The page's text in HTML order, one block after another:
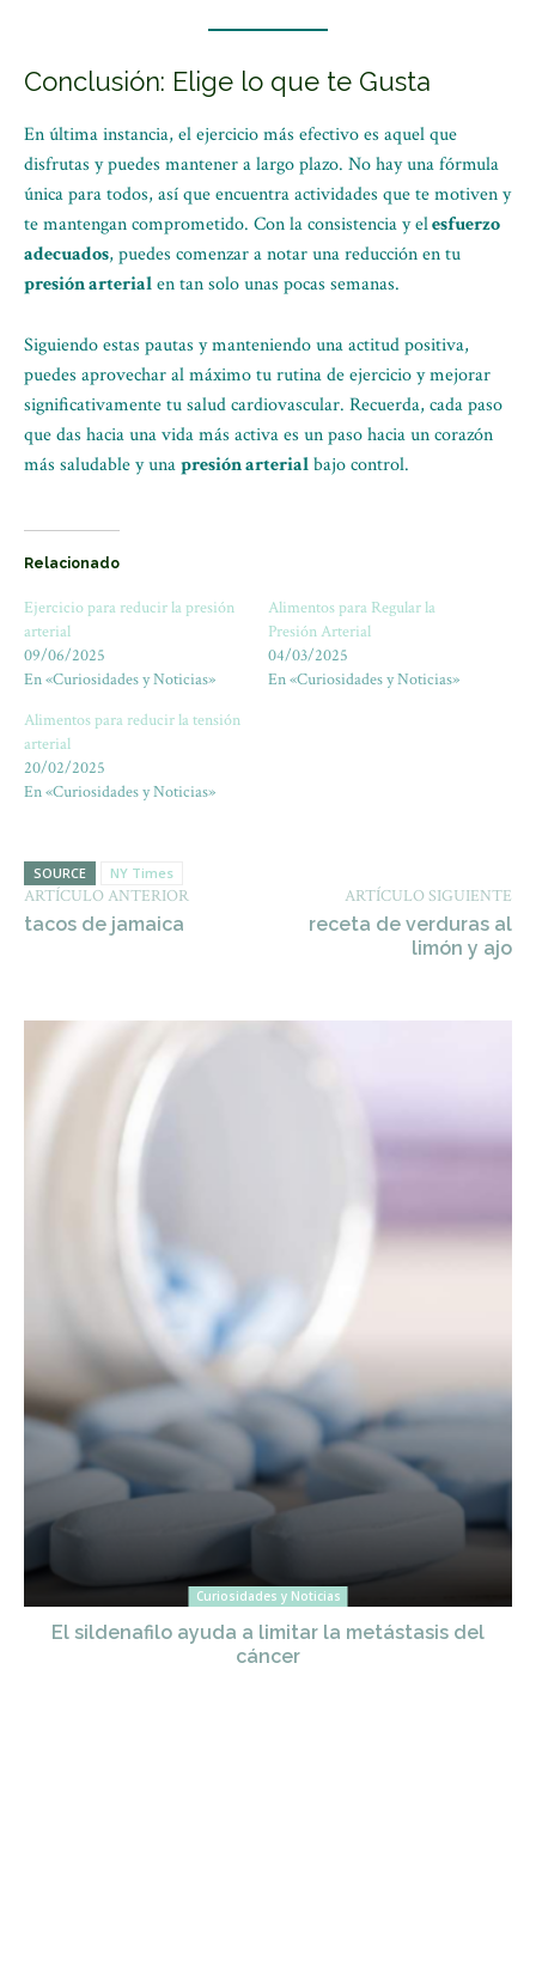
Conclusión: Elige lo que te Gusta
En última instancia, el ejercicio más efectivo es aquel que
disfrutas y puedes mantener a largo plazo. No hay una fórmula
única para todos, así que encuentra actividades que te motiven y
te mantengan comprometido. Con la consistencia y elesfuerzo
adecuados, puedes comenzar a notar una reducción en tu
presión arterialen tan solo unas pocas semanas.
Siguiendo estas pautas y manteniendo una actitud positiva,
puedes aprovechar al máximo tu rutina de ejercicio y mejorar
significativamente tu salud cardiovascular. Recuerda, cada paso
que das hacia una vida más activa es un paso hacia un corazón
más saludable y unapresión arterialbajo control.
Relacionado
Ejercicio para reducir la presión
arterial
09/06/2025
En «Curiosidades y Noticias»
Alimentos para Regular la
Presión Arterial
04/03/2025
En «Curiosidades y Noticias»
Alimentos para reducir la tensión
arterial
20/02/2025
En «Curiosidades y Noticias»
SOURCE NY Times
ARTÍCULO ANTERIOR
tacos de jamaica
ARTÍCULO SIGUIENTE
receta de verduras al
limón y ajo
Curiosidades y Noticias
El sildenafilo ayuda a limitar la metástasis del
cáncer